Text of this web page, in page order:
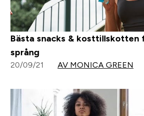
Bästa snacks & kosttillskotten
språng
20/09/21 AV MONICA GREEN